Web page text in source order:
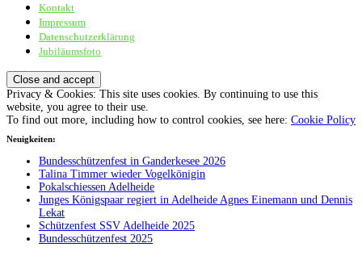
Sportschützenverein Adelheide von 1898 e.V.
Kontakt
Impressum
Datenschutzerklärung
Jubiläumsfoto
Privacy & Cookies: This site uses cookies. By continuing to use this
website, you agree to their use.
To find out more, including how to control cookies, see here: Cookie Policy
Neuigkeiten:
Bundesschützenfest in Ganderkesee 2026
Talina Timmer wieder Vogelkönigin
Pokalschiessen Adelheide
Junges Königspaar regiert in Adelheide Agnes Einemann und Dennis
Lekat
Schützenfest SSV Adelheide 2025
Bundesschützenfest 2025